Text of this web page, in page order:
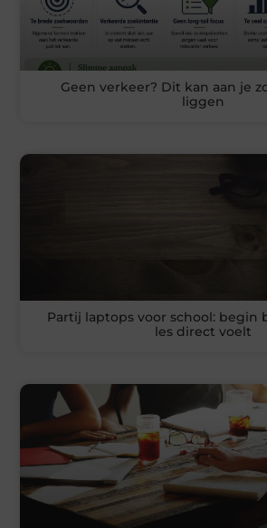
Geen verkeer? Dit kan aan je
liggen
Partij laptops voor school: begin
les direct voelt